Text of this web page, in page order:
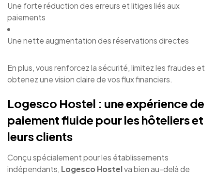
Une forte réduction des erreurs et litiges liés aux
paiements
Une nette augmentation des réservations directes
En plus, vous renforcez la sécurité, limitez les fraudes et
obtenez une vision claire de vos flux financiers.
Logesco Hostel : une expérience de
paiement fluide pour les hôteliers et
leurs clients
Conçu spécialement pour les établissements
indépendants, Logesco Hostelva bien au-delà de